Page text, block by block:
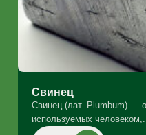
Свинец
Свинец (лат. Plumbum) —
используемых человеком,...